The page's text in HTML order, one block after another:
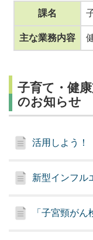
課名
主な業務内容
子育て・健
のお知らせ
活用しよう！
新型インフル
「子宮頸が